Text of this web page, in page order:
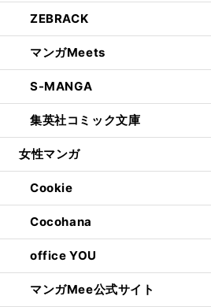
ZEBRACK
マンガMeets
S-MANGA
集英社コミック文庫
女性マンガ
Cookie
Cocohana
office YOU
マンガMee公式サイト